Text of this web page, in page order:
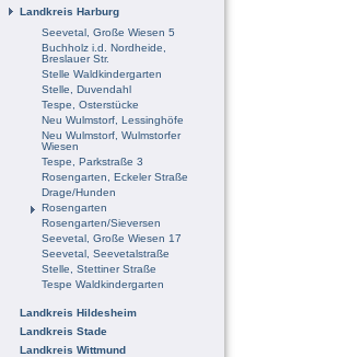
Landkreis Harburg
Seevetal, Große Wiesen 5
Buchholz i.d. Nordheide,
Breslauer Str.
Stelle Waldkindergarten
Stelle, Duvendahl
Tespe, Osterstücke
Neu Wulmstorf, Lessinghöfe
Neu Wulmstorf, Wulmstorfer
Wiesen
Tespe, Parkstraße 3
Rosengarten, Eckeler Straße
Drage/Hunden
Rosengarten
Rosengarten/Sieversen
Seevetal, Große Wiesen 17
Seevetal, Seevetalstraße
Stelle, Stettiner Straße
Tespe Waldkindergarten
Landkreis Hildesheim
Landkreis Stade
Landkreis Wittmund